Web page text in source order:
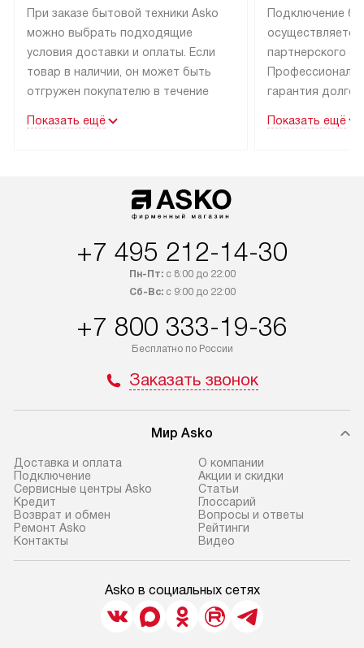
При заказе бытовой техники Asko
можно выбрать подходящие
условия доставки и оплаты. Если
товар в наличии, он может быть
отгружен покупателю в течение
оплачивается дополнительно.
Возможна доставка товаров
Показать ещё
Подключение
партнерского
гарантия
Показать ещё
+7 495 212-14-30
Пн-Пт:с 8:00 до 22:00
Сб-Вс:с 9:00 до 22:00
+7 800 333-19-36
Бесплатно по России
Заказать звонок
Мир Asko
Доставка и оплата
Подключение
Сервисные центры Asko
Кредит
Возврат и обмен
Ремонт Asko
Контакты
О компании
Акции и скидки
Статьи
Глоссарий
Вопросы и ответы
Рейтинги
Видео
Asko в социальных сетях